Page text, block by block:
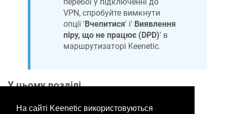
На сайті Keenetic використовуються
перебої у підключенні до
VPN, спробуйте вимкнути
опції ' Вчепитися' і' Виявлення
піру, що не працює (DPD)' в
маршрутизаторі Keenetic.
У цьому розділі